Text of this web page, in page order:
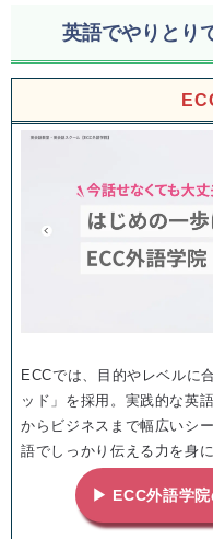
英語でやりとり
ECCでは、目的やレベルに
ッド」を採用。実践的な英
からビジネスまで幅広いシ
語でしっかり伝える力を身
▶ ECC外語学院